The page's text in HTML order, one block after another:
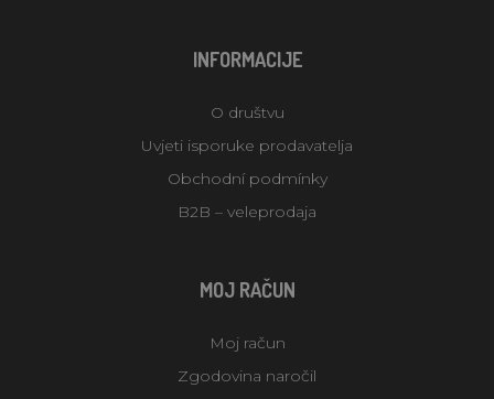
INFORMACIJE
O društvu
Uvjeti isporuke prodavatelja
Obchodní podmínky
B2B – veleprodaja
MOJ RAČUN
Moj račun
Zgodovina naročil